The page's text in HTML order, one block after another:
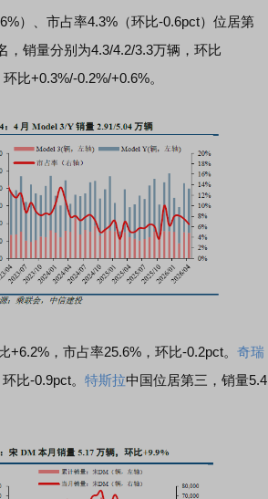
）、市占率4.3%（环比-0.6pct）位居第
，销量分别为4.3/4.2/3.3万辆，环比
比+0.3%/-0.2%/+0.6%。
+6.2%，市占率25.6%，环比-0.2pct。 奇瑞
比-0.9pct。 特斯拉中国位居第三，销量5.4